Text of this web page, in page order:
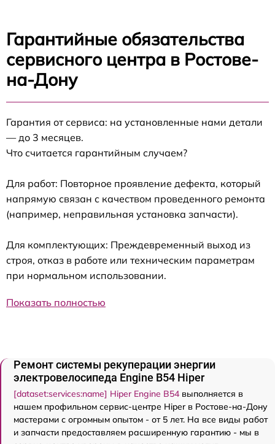
Гарантийные обязательства
сервисного центра в Ростове-
на-Дону
Гарантия от сервиса: на установленные нами детали
— до 3 месяцев.
Что считается гарантийным случаем?
Для работ: Повторное проявление дефекта, который
напрямую связан с качеством проведенного ремонта
(например, неправильная установка запчасти).
Для комплектующих: Преждевременный выход из
строя, отказ в работе или техническим параметрам
при нормальном использовании.
Показать полностью
Ремонт системы рекуперации энергии
электровелосипеда Engine B54 Hiper
[dataset:services:name] Hiper Engine B54 выполняется в
нашем профильном сервис-центре Hiper в Ростове-на-Дону
мастерами с огромным опытом - от 5 лет. На все виды работ
и запчасти предоставляем расширенную гарантию - мы в